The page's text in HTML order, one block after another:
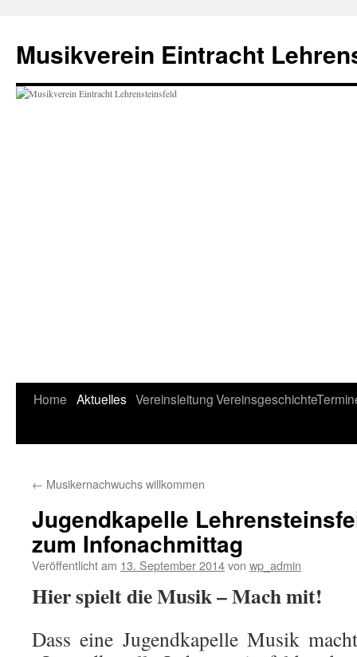
springen
Musikverein Eintracht
Home Aktuelles VereinsleitungVereinsgeschichte
← Musikernachwuchs willkommen
Jugendkapelle
zum Infonachmittag
Veröffentlicht am 13. September 2014von wp_admin
Hier spielt die Musik – Mach mit!
Dass eine Jugendkapelle Musik